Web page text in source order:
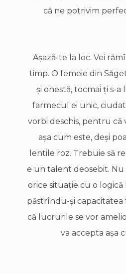
că ne potrivim
Aşază-te la loc. Vei
timp. O femeie din
şi onestă, tocmai ţi s-
farmecul ei unic,
vorbi deschis, pentru că
aşa cum este, deşi
lentile roz. Trebuie să
e un talent deosebit. Nu
orice situaţie cu o logică
păstrîndu-şi capacitatea
că lucrurile se vor
va accepta aşa